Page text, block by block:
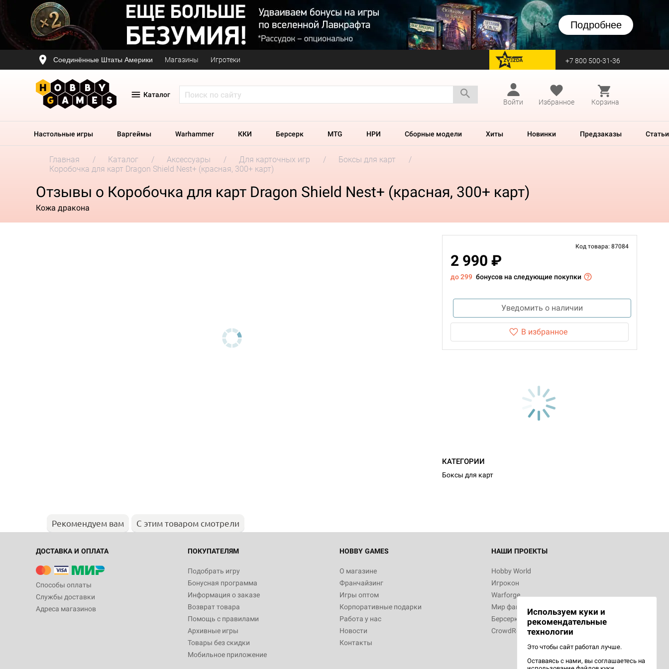
Подробнее
Соединённые Штаты Америки Магазины Игротеки перейти на Zvezda +7 800 500-31-36
Каталог
Войти
Избранное Корзина
Настольные игры Варгеймы Warhammer ККИ Берсерк MTG НРИ Сборные модели Хиты Новинки Предзаказы Статьи
Главная Каталог Аксессуары Для карточных игр
Боксы для карт
Коробочка для карт Dragon Shield Nest+ (красная, 300+ карт)
Отзывы о Коробочка для карт Dragon Shield Nest+ (красная, 300+ карт)
Кожа дракона
Код товара: 87084
2 990 ₽
до 299 бонусов на следующие покупки
Уведомить о наличии
В избранное
КАТЕГОРИИ
Боксы для карт
Рекомендуем вам С этим товаром смотрели
ДОСТАВКА И ОПЛАТА
Способы оплаты
Службы доставки
Адреса магазинов
ПОКУПАТЕЛЯМ
Подобрать игру
Бонусная программа
Информация о заказе
Возврат товара
Помощь с правилами
Архивные игры
Товары без скидки
Мобильное приложение
HOBBY GAMES
О магазине
Франчайзинг
Игры оптом
Корпоративные подарки
Работа у нас
Новости
Контакты
НАШИ ПРОЕКТЫ
Hobby World
Игрокон
Warforge
Мир фантастики
Берсерк
CrowdRepublic
Используем куки и
рекомендательные
технологии
Это чтобы сайт работал лучше.
Оставаясь с нами, вы соглашаетесь на